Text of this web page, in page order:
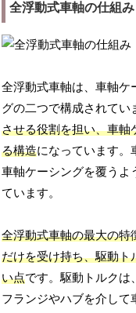
全浮動式車軸の仕組み
全浮動式車軸は、車軸ケ
グの二つで構成されてい
させる役割を担い、車軸
る構造になっています。
車軸ケーシングを覆うよ
ています。
全浮動式車軸の最大の特
だけを受け持ち、駆動ト
い点です。駆動トルクは
フランジやハブを介して